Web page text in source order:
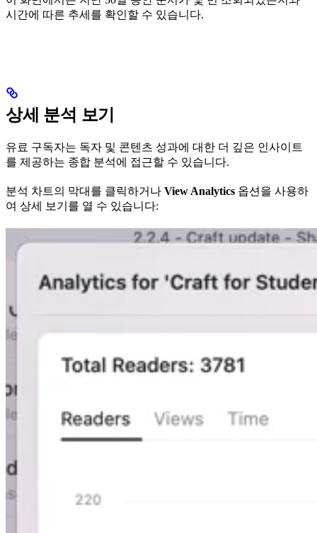
시간에 따른 추세를 확인할 수 있습니다.
상세 분석 보기
유료 구독자는 독자 및 콘텐츠 성과에 대한 더 깊은 인사이트
를 제공하는 종합 분석에 접근할 수 있습니다.
분석 차트의 막대를 클릭하거나 View Analytics 옵션을 사용하
여 상세 보기를 열 수 있습니다: